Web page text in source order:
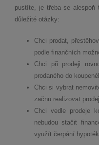
pustíte, je třeba se alespoň
důležité otázky:
Chci prodat,
podle finančních
Chci při prodeji
prodaného do
Chci si vybrat
začnu realizovat
Chci vedle prodeje
nebudou stačit
využít čerpání